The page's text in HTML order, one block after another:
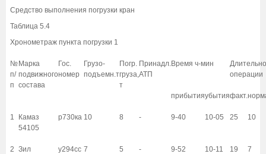
Средство выполнения погрузки кран
Таблица 5.4
Хронометраж пункта погрузки 1
№
п/
п
Марка
подвижного
состава
Гос.
номер
Грузо-
подъемн.т
Погр.
груза,
т
Принадл.
АТП
Время ч-мин
операции
прибытияубытияфакт.
1
Камаз
54105
р730ка 10 8 - 9-40 10-05 25 10
2 Зил у294сс 7 5 - 9-52 10-11 19 7